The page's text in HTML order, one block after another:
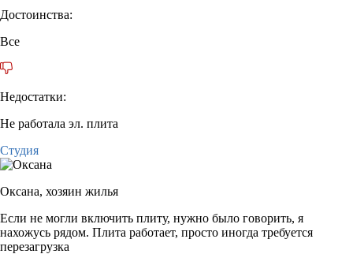
Достоинства:
Все
Недостатки:
Не работала эл. плита
Студия
Оксана, хозяин жилья
Если не могли включить плиту, нужно было говорить, я
нахожусь рядом. Плита работает, просто иногда требуется
перезагрузка